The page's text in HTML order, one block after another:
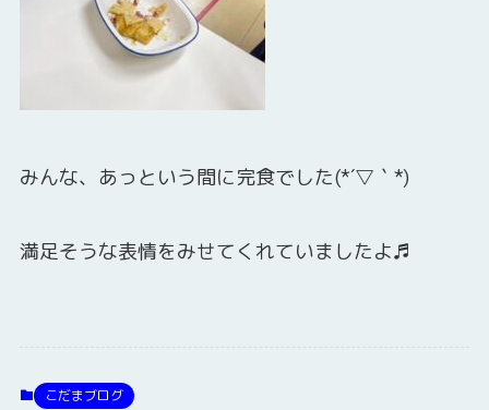
みんな、あっという間に完食でした(*´▽｀*)
満足そうな表情をみせてくれていましたよ♬
こだまブログ